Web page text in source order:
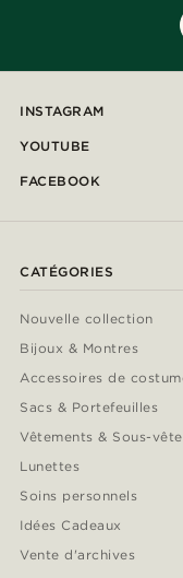
INSTAGRAM
YOUTUBE
FACEBOOK
CATÉGORIES
Nouvelle collection
Bijoux & Montres
Accessoires de
Sacs & Portefeuilles
Vêtements & Sous-
Lunettes
Soins personnels
Idées Cadeaux
Vente d'archives